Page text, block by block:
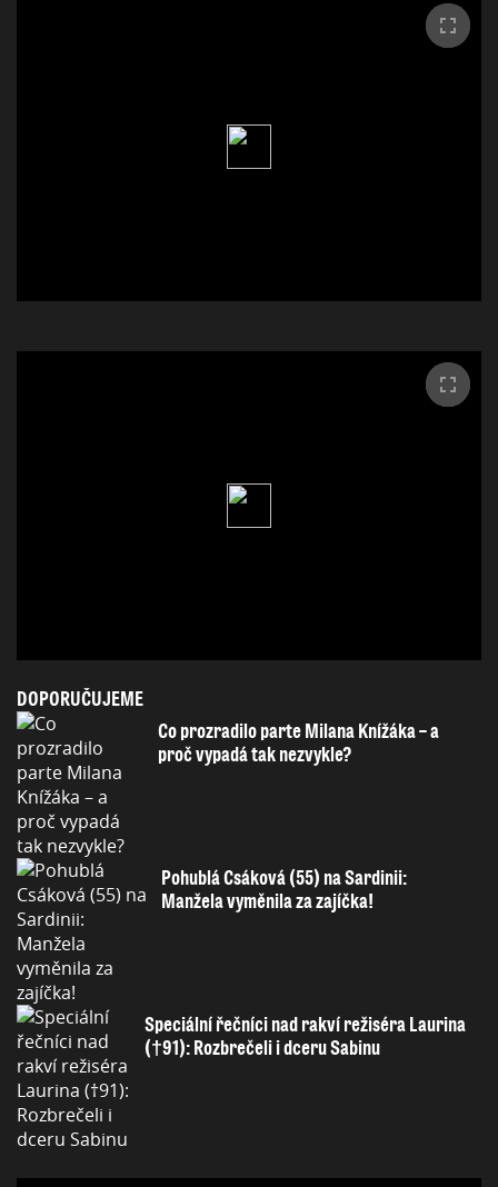
DOPORUČUJEME
Co prozradilo parte Milana Knížáka – a
proč vypadá tak nezvykle?
Pohublá Csáková (55) na Sardinii:
Manžela vyměnila za zajíčka!
Speciální řečníci nad rakví režiséra Laurina
(†91): Rozbrečeli i dceru Sabinu